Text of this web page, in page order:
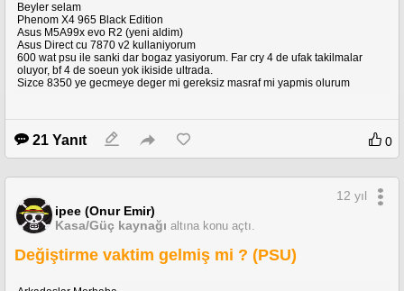
Beyler selam
Phenom X4 965 Black Edition
Asus M5A99x evo R2 (yeni aldim)
Asus Direct cu 7870 v2 kullaniyorum
600 wat psu ile sanki dar bogaz yasiyorum. Far cry 4 de ufak takilmalar
oluyor, bf 4 de soeun yok ikiside ultrada.
Sizce 8350 ye gecmeye deger mi gereksiz masraf mi yapmis olurum
21 Yanıt 0
ipee (Onur Emir)
Kasa/Güç kaynağı altına konu açtı.
12 yıl
Değiştirme vaktim gelmiş mi ? (PSU)